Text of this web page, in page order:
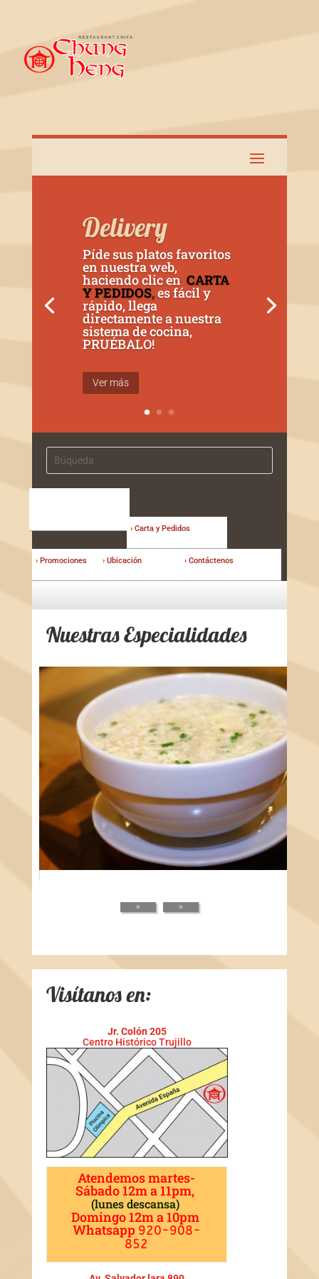
Delivery
Píde sus platos favoritos
en nuestra web,
haciendo clic enCARTA
Y PEDIDOS,es fácil y
rápido, llega
directamente a nuestra
sistema de cocina,
PRUÉBALO!
Ver más
› Carta y Pedidos
› Promociones › Ubicación › Contáctenos
Nuestras Especialidades
Aderezar el pollo con la sal, pimienta, sazonador y 1/2 cucharadita de chuño,
Visítanos en:
Jr. Colón 205
Centro Histórico Trujillo
Atendemos martes-
Sábado 12m a 11pm,
(lunes descansa)
Domingo 12m a 10pm
Whatsapp 920-908-
852